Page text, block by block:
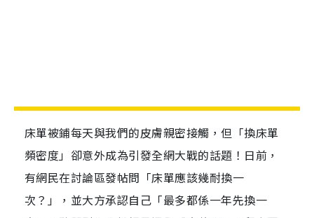
床單被鋪每天與我們的皮膚親密接觸，但「換床單
頻密度」卻意外成為引發全網大戰的話題！日前，
有網民在討論區發帖問「床單應該幾耐換一
次？」，並大方承認自己「最多都係一年先換一